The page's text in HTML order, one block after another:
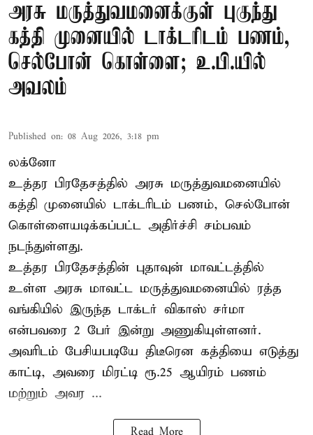
அரசு மருத்துவமனைக்குள் புகுந்து
கத்தி முனையில் டாக்டரிடம் பணம்,
செல்போன் கொள்ளை; உ.பி.யில்
அவலம்
Published on: 08 Aug 2026, 3:18 pm
லக்னோ
உத்தர பிரதேசத்தில் அரசு மருத்துவமனையில்
கத்தி முனையில் டாக்டரிடம் பணம், செல்போன்
கொள்ளையடிக்கப்பட்ட அதிர்ச்சி சம்பவம்
நடந்துள்ளது.
உத்தர பிரதேசத்தின் புதாவுன் மாவட்டத்தில்
உள்ள அரசு மாவட்ட மருத்துவமனையில் ரத்த
வங்கியில் இருந்த டாக்டர் விகாஸ் சர்மா
என்பவரை 2 பேர் இன்று அணுகியுள்ளனர்.
அவரிடம் பேசியபடியே திடீரென கத்தியை எடுத்து
காட்டி, அவரை மிரட்டி ரூ.25 ஆயிரம் பணம்
மற்றும் அவர ...
Read More